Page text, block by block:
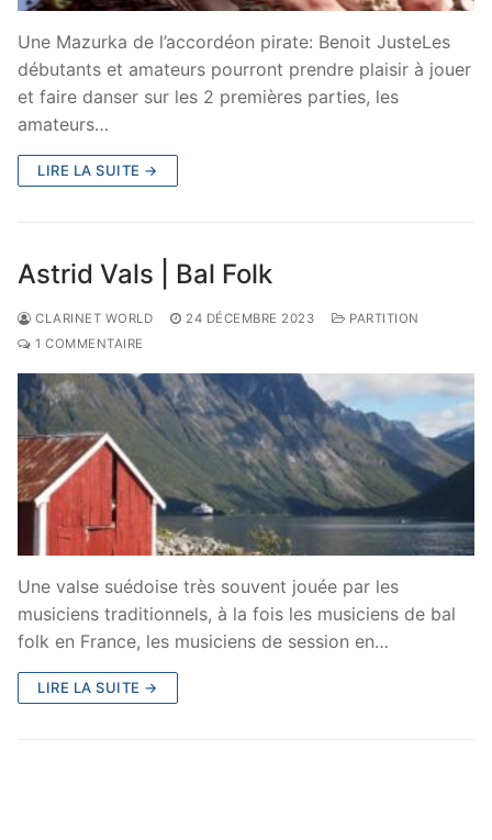
Une Mazurka de l’accordéon pirate: Benoit JusteLes
débutants et amateurs pourront prendre plaisir à jouer
et faire danser sur les 2 premières parties, les
amateurs…
LIRE LA SUITE →
Astrid Vals | Bal Folk
CLARINET WORLD 24 DÉCEMBRE 2023
PARTITION
1 COMMENTAIRE
Une valse suédoise très souvent jouée par les
musiciens traditionnels, à la fois les musiciens de bal
folk en France, les musiciens de session en…
LIRE LA SUITE →